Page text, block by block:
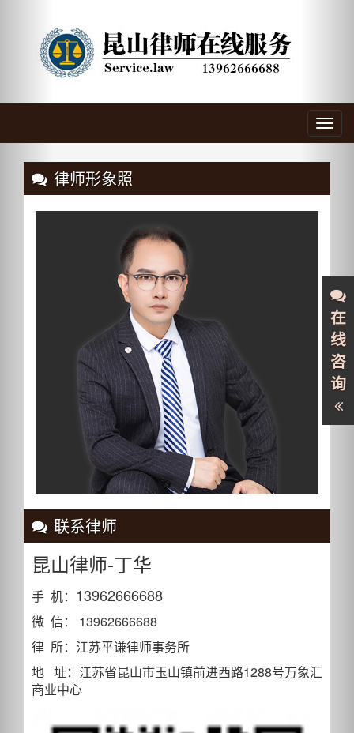
律师形象照
联系律师
昆山律师-丁华
手 机： 13962666688
微 信： 13962666688
律 所：江苏平谦律师事务所
地 址：江苏省昆山市玉山镇前进西路1288号万象汇
商业中心
在
线
咨
询